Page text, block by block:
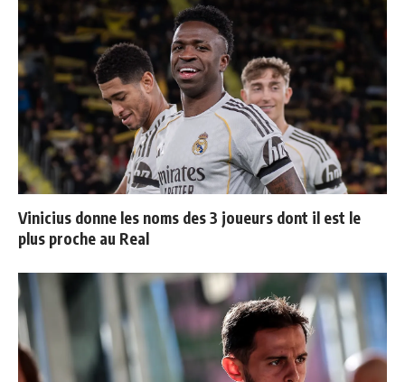
Vinicius donne les noms des 3 joueurs dont il est le
plus proche au Real